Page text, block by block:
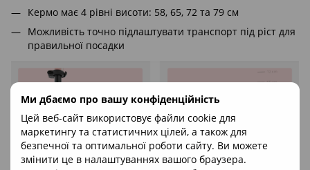
Ми дбаємо про вашу конфіденційність
Цей веб-сайт використовує файли cookie для
маркетингу та статистичних цілей, а також для
безпечної та оптимальної роботи сайту. Ви можете
змінити це в налаштуваннях вашого браузера.
Кермо має 4 рівні висоти: 58, 65, 72 та 79 см
Можливість точно підлаштувати транспорт під ріст для
правильної посадки